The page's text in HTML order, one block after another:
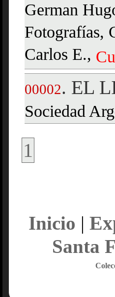
German
Fotografías,
Carlos E.,
00002. EL
Sociedad
1
Inicio |
Santa